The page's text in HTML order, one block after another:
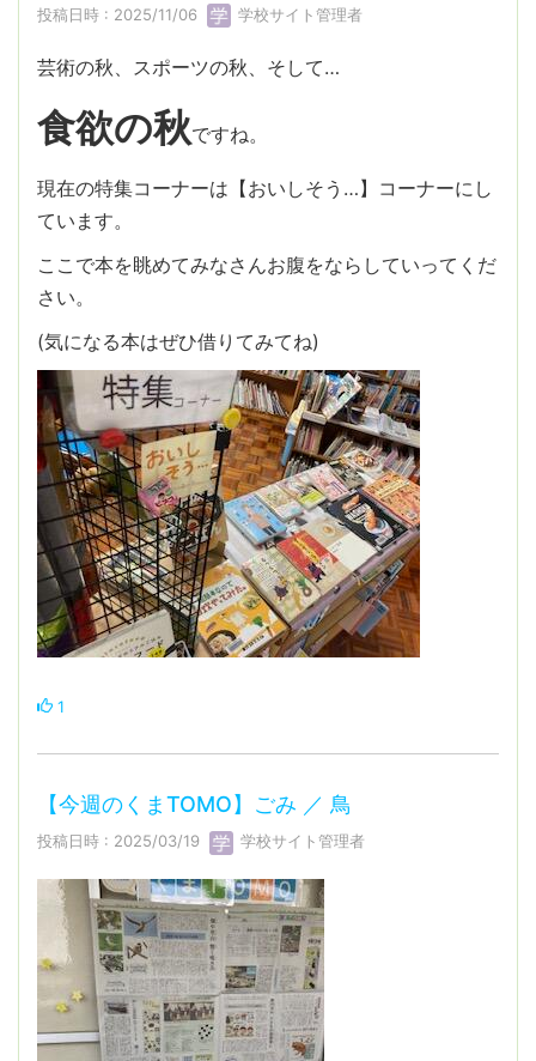
投稿日時 : 2025/11/06 学校サイト管理者
芸術の秋、スポーツの秋、そして…
食欲の秋ですね。
現在の特集コーナーは【おいしそう…】コーナーにし
ています。
ここで本を眺めてみなさんお腹をならしていってくだ
さい。
(気になる本はぜひ借りてみてね)
1
【今週のくまTOMO】ごみ ／ 鳥
投稿日時 : 2025/03/19 学校サイト管理者